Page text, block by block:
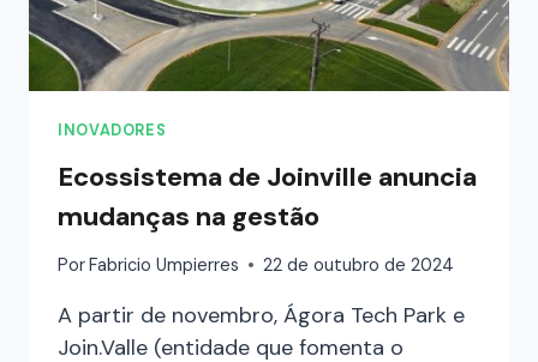
INOVADORES
Ecossistema de Joinville anuncia
mudanças na gestão
PorFabricio Umpierres 22 de outubro de 2024
A partir de novembro, Ágora Tech Park e
Join.Valle (entidade que fomenta o